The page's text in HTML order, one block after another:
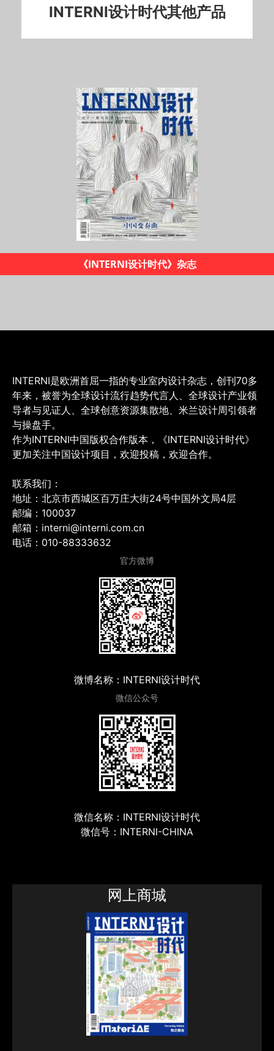
INTERNI设计时代其他产品
2019米兰设计地图
INTERNI是欧洲首屈一指的专业室内设计杂志，创刊70多
年来，被誉为全球设计流行趋势代言人、全球设计产业领
导者与见证人、全球创意资源集散地、米兰设计周引领者
与操盘手。
作为INTERNI中国版权合作版本，《INTERNI设计时代》
更加关注中国设计项目，欢迎投稿，欢迎合作。
联系我们：
地址：北京市西城区百万庄大街24号中国外文局4层
邮编：100037
邮箱：interni@interni.com.cn
电话：010-88333632
官方微博
微博名称：INTERNI设计时代
微信公众号
微信名称：INTERNI设计时代
微信号：INTERNI-CHINA
网上商城